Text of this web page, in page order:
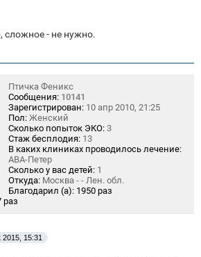
сложное - не нужно.
Птичка Феникс
Сообщения: 10141
Зарегистрирован: 10 апр 2010, 21:25
Пол: Женский
Сколько попыток ЭКО: 3
Стаж бесплодия: 13
В каких клиниках проводилось лечение:
АВА-Петер
Сколько у вас детей: 1
Откуда: Москва - - Лен. обл.
Благодарил (а): 1950 раз
раз
2015, 15:31